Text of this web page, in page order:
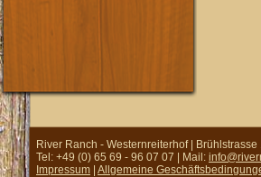
River Ranch - Westernreiterhof |
Tel: +49 (0) 65 69 - 96 07 07 | Mail:
Impressum Allgemeine